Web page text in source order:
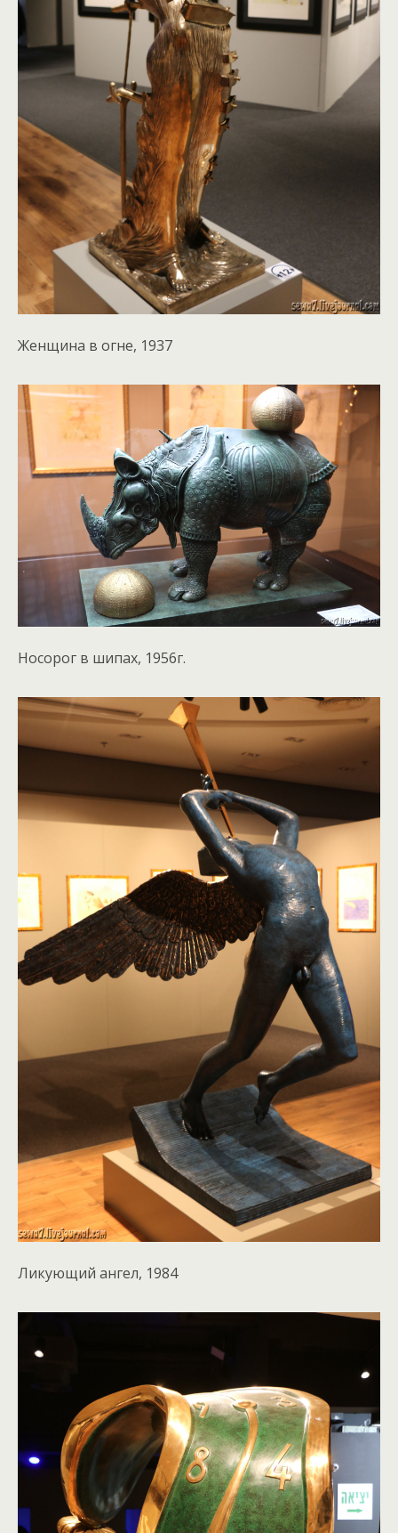
Женщина в огне, 1937
Носорог в шипах, 1956г.
Ликующий ангел, 1984